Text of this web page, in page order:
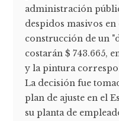
administración
despidos masivos en
construcción de un
costarán $ 743.665,
y la pintura
La decisión fue
plan de ajuste en el
su planta de